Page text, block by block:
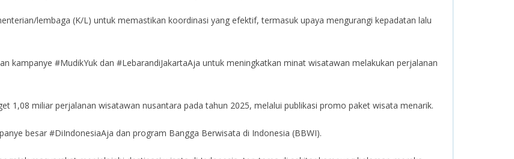
lembaga (K/L) untuk memastikan koordinasi yang efektif, termasuk upaya mengurangi kepadatan lalu
kampanye #MudikYuk dan #LebarandiJakartaAja untuk meningkatkan minat wisatawan melakukan perjalanan
1,08 miliar perjalanan wisatawan nusantara pada tahun 2025, melalui publikasi promo paket wisata menarik.
besar #DiIndonesiaAja dan program Bangga Berwisata di Indonesia (BBWI).